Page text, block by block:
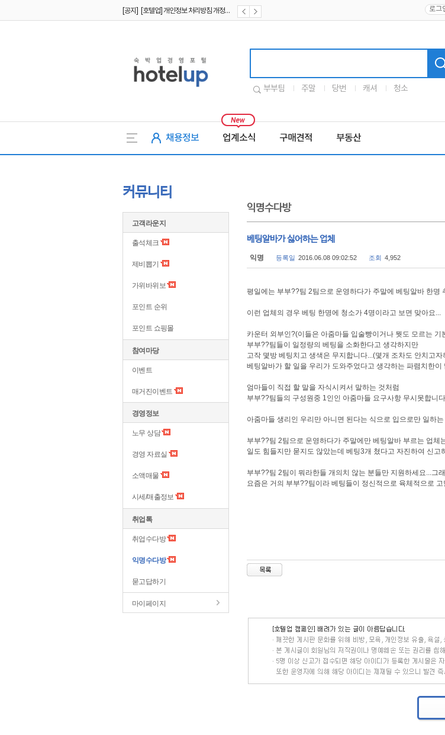
[공지] [호텔업] 개인정보 처리방침 개정본2 (19.09.02) 로그
부부팀 주말 당번 캐셔 청소
채용정보 업계소식 구매견적 부동산
커뮤니티
고객라운지
출석체크
제비뽑기
가위바위보
포인트 순위
포인트 쇼핑몰
참여마당
이벤트
매거진이벤트
경영정보
노무 상담
경영 자료실
소액매물
시세/매출정보
취업톡
취업수다방
익명수다방
묻고답하기
마이페이지
익명수다방
베팅알바가 싫어하는 업체
익명 등록일 2016.06.08 09:02:52 조회 4,952
평일에는 부부??팀 2팀으로 운영하다가 주말에 베팅알바 한명
이런 업체의 경우 베팅 한명에 청소가 4명이라고 보면 맞아요...
카운터 외부인?(이들은 아줌마들 입술빵이거나 뭣도 모르는
부부??팀들이 일정량의 베팅을 소화한다고 생각하지만
고작 몇방 베팅치고 생색은 무지합니다...(몇개 조차도 안치고
베팅알바가 할 일을 우리가 도와주었다고 생각하는 파렴치한이
엄마들이 직접 할 말을 자식시켜서 말하는 것처럼
부부??팀들의 구성원중 1인인 아줌마들 요구사항 무시못합니
아줌마들 생리인 우리만 아니면 된다는 식으로 입으로만 일하
부부??팀 2팀으로 운영하다가 주말에만 베팅알바 부르는 업체
일도 힘들지만 묻지도 않았는데 베팅3개 쳤다고 자진하여 신고
부부??팀 2팀이 뭐라한들 개의치 않는 분들만 지원하세요...그
요즘은 거의 부부??팀이라 베팅들이 정신적으로 육체적으로